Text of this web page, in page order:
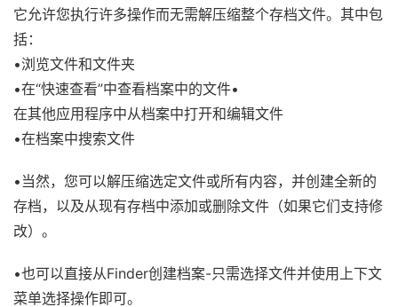
它允许您执行许多操作而无需解压缩整个存档文件。其中包
括：
•浏览文件和文件夹
•在“快速查看”中查看档案中的文件•
在其他应用程序中从档案中打开和编辑文件
•在档案中搜索文件
•当然，您可以解压缩选定文件或所有内容，并创建全新的
存档，以及从现有存档中添加或删除文件（如果它们支持修
改）。
•也可以直接从Finder创建档案-只需选择文件并使用上下文
菜单选择操作即可。